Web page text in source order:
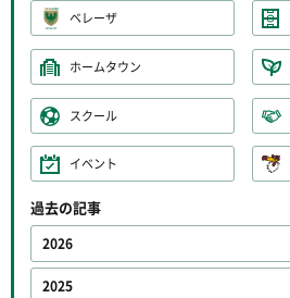
ベレーザ
ホームタウン
スクール
イベント
過去の記事
2026
2025